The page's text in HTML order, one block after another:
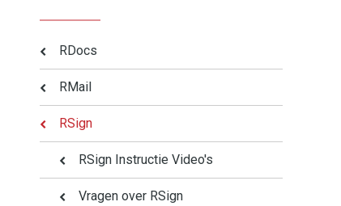
RDocs
RMail
RSign
RSign Instructie Video's
Vragen over RSign